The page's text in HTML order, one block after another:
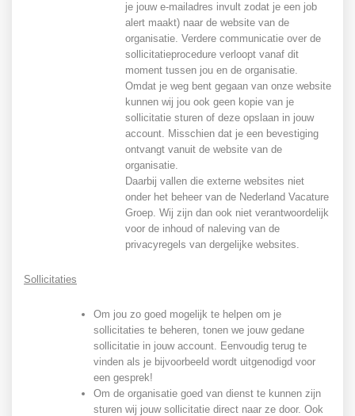
je jouw e-mailadres invult zodat je een job
alert maakt) naar de website van de
organisatie. Verdere communicatie over de
sollicitatieprocedure verloopt vanaf dit
moment tussen jou en de organisatie.
Omdat je weg bent gegaan van onze website
kunnen wij jou ook geen kopie van je
sollicitatie sturen of deze opslaan in jouw
account. Misschien dat je een bevestiging
ontvangt vanuit de website van de
organisatie.
Daarbij vallen die externe websites niet
onder het beheer van de Nederland Vacature
Groep. Wij zijn dan ook niet verantwoordelijk
voor de inhoud of naleving van de
privacyregels van dergelijke websites.
Sollicitaties
Om jou zo goed mogelijk te helpen om je
sollicitaties te beheren, tonen we jouw gedane
sollicitatie in jouw account. Eenvoudig terug te
vinden als je bijvoorbeeld wordt uitgenodigd voor
een gesprek!
Om de organisatie goed van dienst te kunnen zijn
sturen wij jouw sollicitatie direct naar ze door. Ook